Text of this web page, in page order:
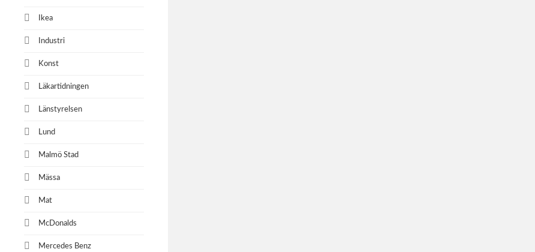
Ikea
Industri
Konst
Läkartidningen
Länstyrelsen
Lund
Malmö Stad
Mässa
Mat
McDonalds
Mercedes Benz